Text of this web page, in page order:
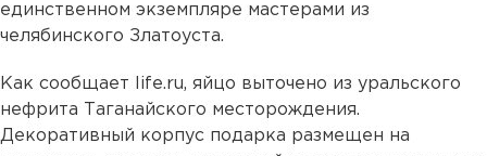
единственном экземпляре мастерами из
челябинского Златоуста.
Как сообщает life.ru, яйцо выточено из уральского
нефрита Таганайского месторождения.
Декоративный корпус подарка размещен на